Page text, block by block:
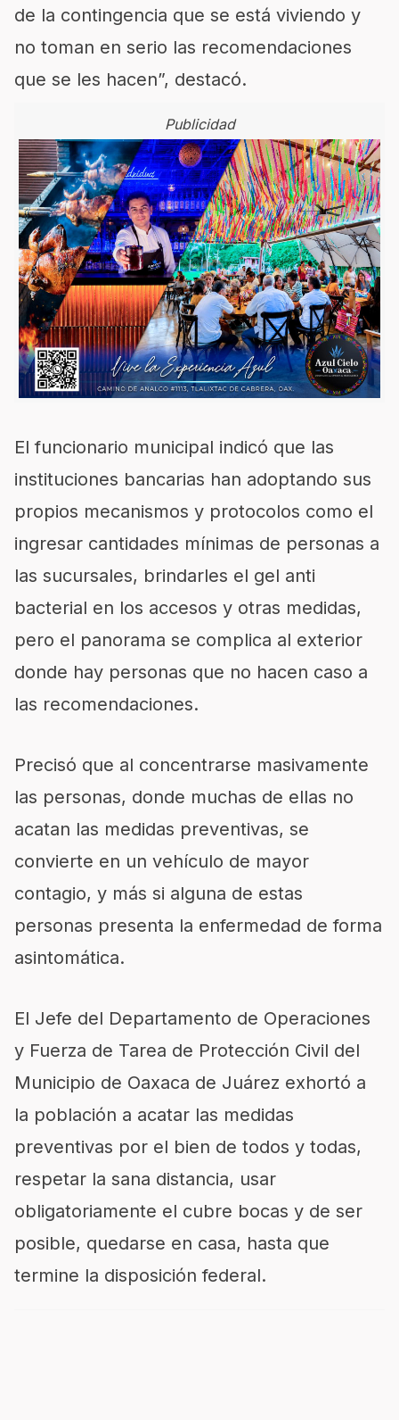
de la contingencia que se está viviendo y
no toman en serio las recomendaciones
que se les hacen”, destacó.
Publicidad
El funcionario municipal indicó que las
instituciones bancarias han adoptando sus
propios mecanismos y protocolos como el
ingresar cantidades mínimas de personas a
las sucursales, brindarles el gel anti
bacterial en los accesos y otras medidas,
pero el panorama se complica al exterior
donde hay personas que no hacen caso a
las recomendaciones.
Precisó que al concentrarse masivamente
las personas, donde muchas de ellas no
acatan las medidas preventivas, se
convierte en un vehículo de mayor
contagio, y más si alguna de estas
personas presenta la enfermedad de forma
asintomática.
El Jefe del Departamento de Operaciones
y Fuerza de Tarea de Protección Civil del
Municipio de Oaxaca de Juárez exhortó a
la población a acatar las medidas
preventivas por el bien de todos y todas,
respetar la sana distancia, usar
obligatoriamente el cubre bocas y de ser
posible, quedarse en casa, hasta que
termine la disposición federal.